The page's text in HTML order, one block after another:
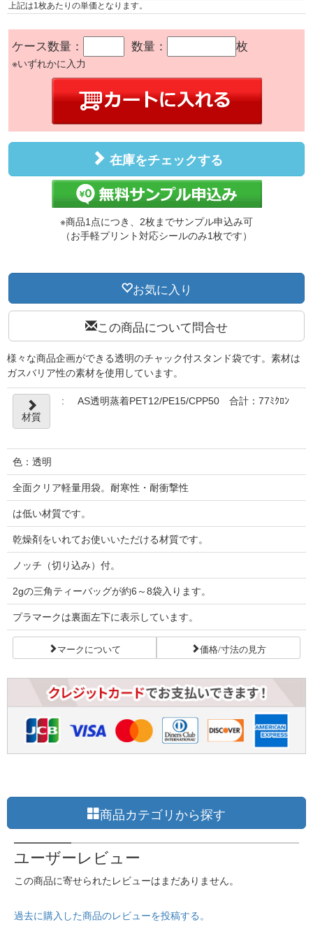
上記は1枚あたりの単価となります。
ケース数量： 数量： 枚
※いずれかに入力
在庫をチェックする
※商品1点につき、2枚までサンプル申込み可
（お手軽プリント対応シールのみ1枚です）
お気に入り
この商品について問合せ
様々な商品企画ができる透明のチャック付スタンド袋です。素材は
ガスバリア性の素材を使用しています。
材質
: AS透明蒸着PET12/PE15/CPP50 合計：77ﾐｸﾛﾝ
色：透明
全面クリア軽量用袋。耐寒性・耐衝撃性
は低い材質です。
乾燥剤をいれてお使いいただける材質です。
ノッチ（切り込み）付。
2gの三角ティーバッグが約6～8袋入ります。
プラマークは裏面左下に表示しています。
マークについて 価格/寸法の見方
商品カテゴリから探す
ユーザーレビュー
この商品に寄せられたレビューはまだありません。
過去に購入した商品のレビューを投稿する。